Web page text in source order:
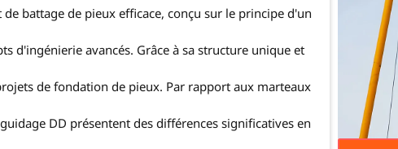
battage de pieux efficace, conçu sur le principe d'un
d'ingénierie avancés. Grâce à sa structure unique et
de fondation de pieux. Par rapport aux marteaux
DD présentent des différences significatives en